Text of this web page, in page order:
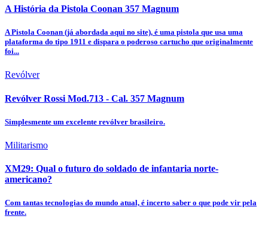
A História da Pistola Coonan 357 Magnum
A Pistola Coonan (já abordada aqui no site), é uma pistola que usa uma
plataforma do tipo 1911 e dispara o poderoso cartucho que originalmente
foi...
Revólver
Revólver Rossi Mod.713 - Cal. 357 Magnum
Simplesmente um excelente revólver brasileiro.
Militarismo
XM29: Qual o futuro do soldado de infantaria norte-
americano?
Com tantas tecnologias do mundo atual, é incerto saber o que pode vir pela
frente.